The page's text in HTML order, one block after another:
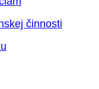
činnosti